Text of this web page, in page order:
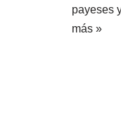
payeses
más »